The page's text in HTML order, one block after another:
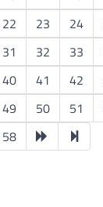
22 23 24
31 32 33
40 41 42
49 50 51
58